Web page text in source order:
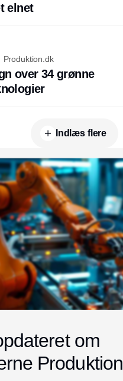
elnet
Produktion.dk
over 34 grønne
Indlæs flere
Annonce
om
Produktion